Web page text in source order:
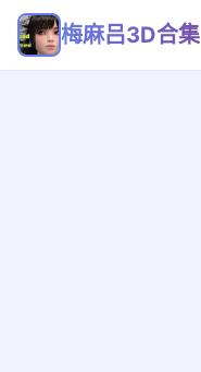
梅麻吕3D合集